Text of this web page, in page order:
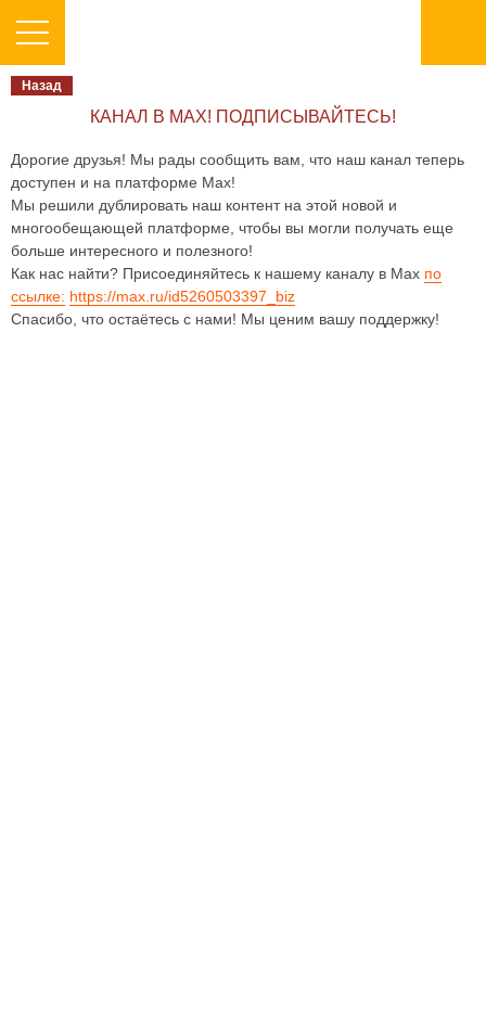
Назад
КАНАЛ В МАХ! ПОДПИСЫВАЙТЕСЬ!
Дорогие друзья! Мы рады сообщить вам, что наш канал теперь
доступен и на платформе Мах!
Мы решили дублировать наш контент на этой новой и
многообещающей платформе, чтобы вы могли получать еще
больше интересного и полезного!
Как нас найти? Присоединяйтесь к нашему каналу в Мах по
ссылке: https://max.ru/id5260503397_biz
Спасибо, что остаётесь с нами! Мы ценим вашу поддержку!